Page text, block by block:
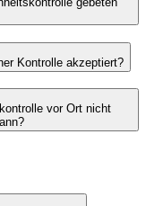
Kontrolle akzeptiert?
vor Ort nicht